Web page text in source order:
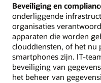
Beveiliging en
onderliggende
organisaties
apparaten die worden
clouddiensten, of het nu
smartphones zijn. IT-
beveiliging van
het beheer van